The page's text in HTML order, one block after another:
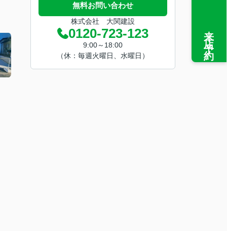
無料お問い合わせ
株式会社 大関建設
0120-723-123
9:00～18:00
（休：毎週火曜日、水曜日）
来店予約